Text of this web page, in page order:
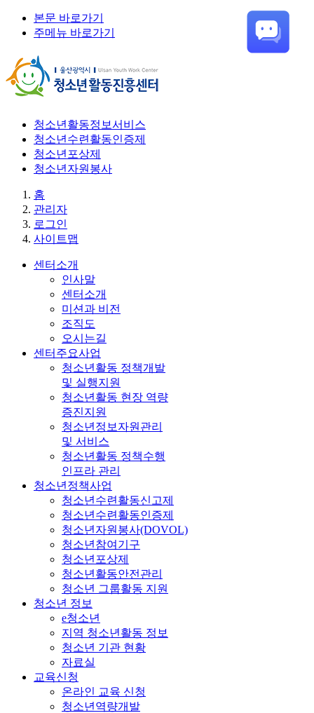
본문 바로가기
주메뉴 바로가기
청소년활동정보서비스
청소년수련활동인증제
청소년포상제
청소년자원봉사
홈
관리자
로그인
사이트맵
센터소개
인사말
센터소개
미션과 비전
조직도
오시는길
센터주요사업
청소년활동 정책개발
및 실행지원
청소년활동 현장 역량
증진지원
청소년정보자원관리
및 서비스
청소년활동 정책수행
인프라 관리
청소년정책사업
청소년수련활동신고제
청소년수련활동인증제
청소년자원봉사(DOVOL)
청소년참여기구
청소년포상제
청소년활동안전관리
청소년 그룹활동 지원
청소년 정보
e청소년
지역 청소년활동 정보
청소년 기관 현황
자료실
교육신청
온라인 교육 신청
청소년역량개발